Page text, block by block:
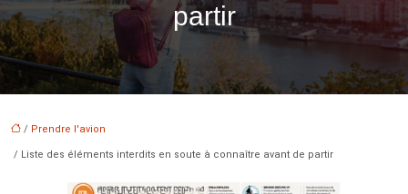
partir
/ Prendre l'avion
/ Liste des éléments interdits en soute à connaître avant de partir